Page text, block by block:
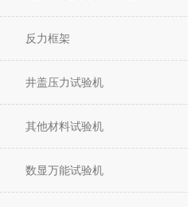
反力框架
井盖压力试验机
其他材料试验机
数显万能试验机